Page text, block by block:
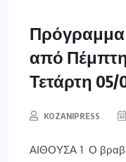
Πρόγραμμα
από
Τετάρτη
KOZANIPRESS
ΑΙΘΟΥΣΑ 1 Ο